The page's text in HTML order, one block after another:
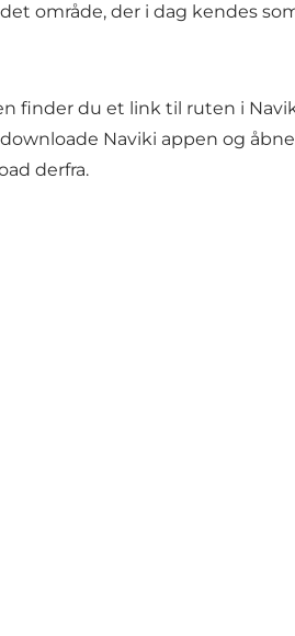
område, der i dag kendes
finder du et link til ruten i
Naviki appen og
derfra.